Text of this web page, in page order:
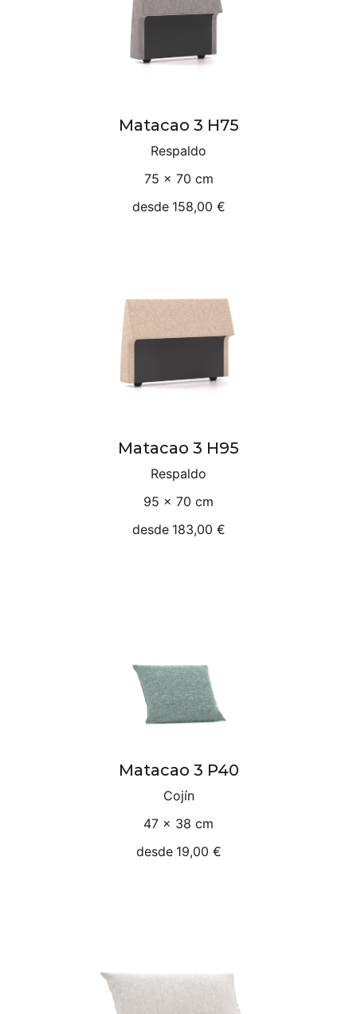
Matacao 3 H75
Respaldo
75 × 70 cm
desde 158,00 €
Matacao 3 H95
Respaldo
95 × 70 cm
desde 183,00 €
Matacao 3 P40
Cojín
47 × 38 cm
desde 19,00 €